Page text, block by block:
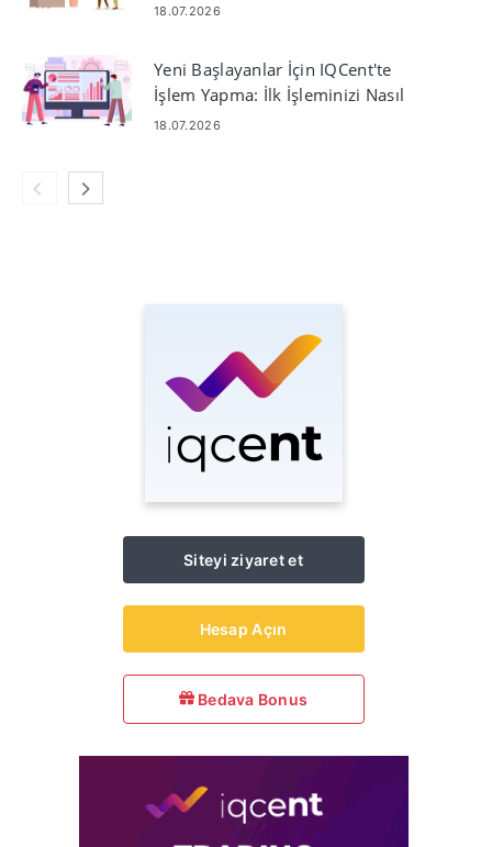
18.07.2026
Yeni Başlayanlar İçin IQCent'te
İşlem Yapma: İlk İşleminizi Nasıl
Yapabilirsiniz?
18.07.2026
Siteyi ziyaret et
Hesap Açın
Bedava Bonus